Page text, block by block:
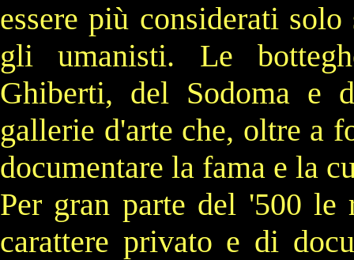
essere più considerati
gli umanisti. Le
Ghiberti, del Sodomae di
gallerie d'arte che, oltre a
documentare la fama e la
Per gran parte del '500 le
carattere privato e di